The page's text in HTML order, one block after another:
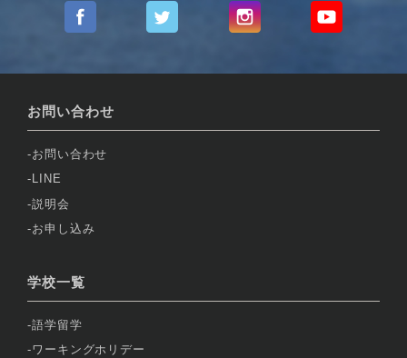
お問い合わせ
お問い合わせ
LINE
説明会
お申し込み
学校一覧
語学留学
ワーキングホリデー